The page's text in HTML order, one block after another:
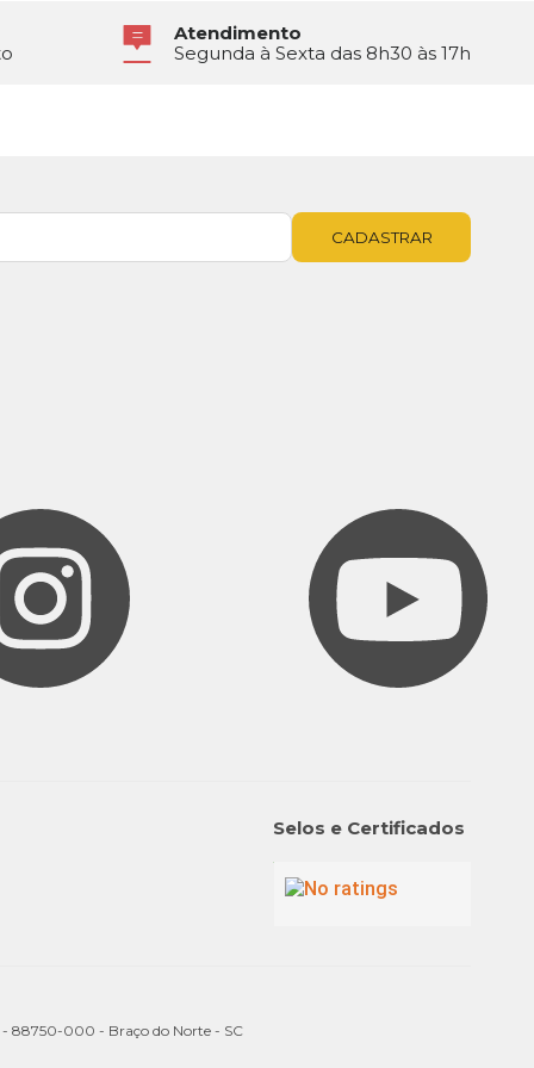
Atendimento
Segunda à Sexta das 8h30 às 17h
CADASTRAR
Selos e Certificados
- 88750-000 - Braço do Norte - SC